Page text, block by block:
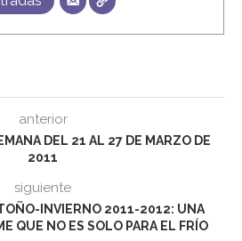
anterior
DEL 21 AL 27 DE MARZO DE
2011
siguiente
INVIERNO 2011-2012: UNA
QUE NO ES SOLO PARA EL FRÍO